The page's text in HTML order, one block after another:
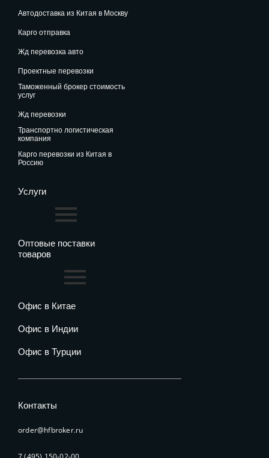
автодоставка из Китая в Москву
карго отправка
жд перевозка авто
проектные перевозки
таможенный брокер стоимость
услуг
жд перевозки
транспортно логистическая
компания
карго перевозки из Китая в
Россию
Услуги
Оптовые поставки
товаров
Офис в Китае
Офис в Индии
Офис в Турции
Контакты
order@hfbroker.ru